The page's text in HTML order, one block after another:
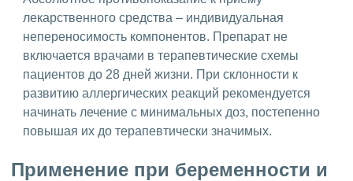
лекарственного средства – индивидуальная
непереносимость компонентов. Препарат не
включается врачами в терапевтические схемы
пациентов до 28 дней жизни. При склонности к
развитию аллергических реакций рекомендуется
начинать лечение с минимальных доз, постепенно
повышая их до терапевтически значимых.
Применение при беременности и